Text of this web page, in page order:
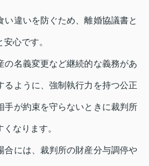
い違いを防ぐため、離婚協議書と
心です。
の名義変更など継続的な義務があ
るように、強制執行力を持つ公正
手が約束を守らないときに裁判所
なります。
合には、裁判所の財産分与調停や